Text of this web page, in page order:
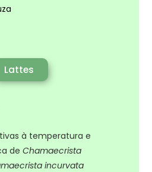
Lattes
à temperatura e
de Chamaecrista
incurvata